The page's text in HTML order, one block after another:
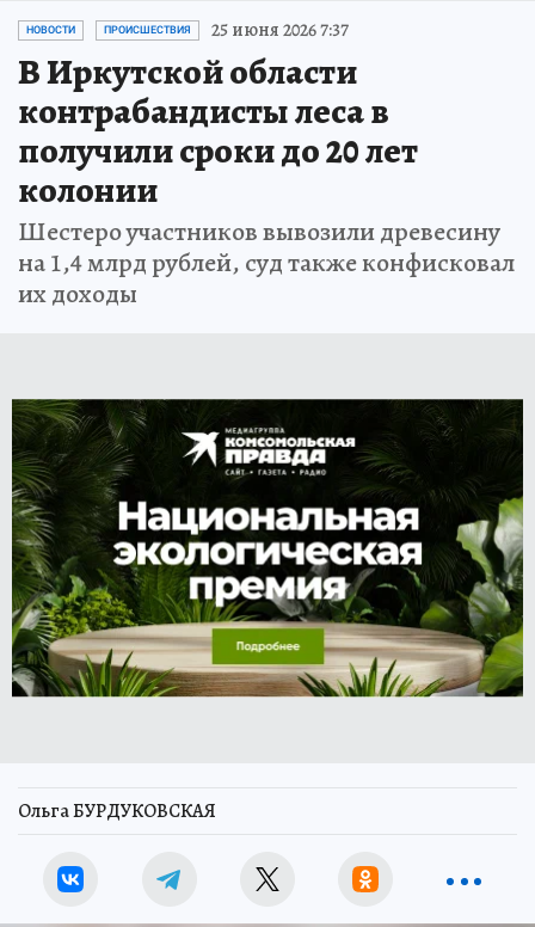
НОВОСТИ ПРОИСШЕСТВИЯ 25 июня 2026 7:37
В Иркутской области
контрабандисты леса в
получили сроки до 20 лет
колонии
Шестеро участников вывозили древесину
на 1,4 млрд рублей, суд также конфисковал
их доходы
Ольга БУРДУКОВСКАЯ